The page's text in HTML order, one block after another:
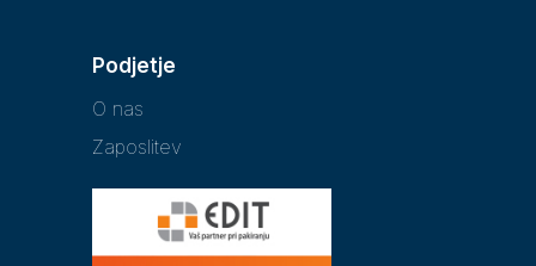
Podjetje
O nas
Zaposlitev